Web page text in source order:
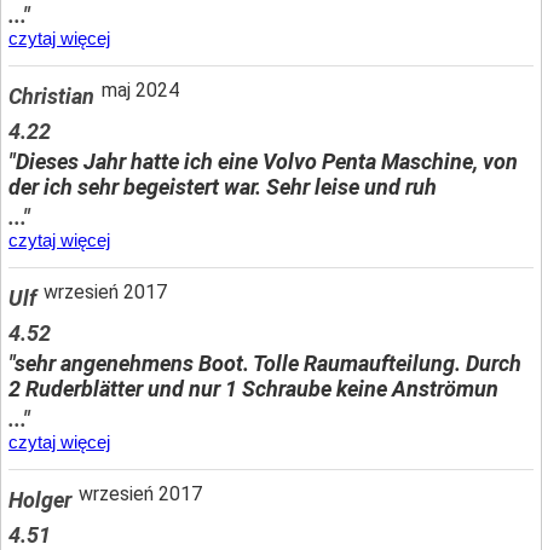
..."
czytaj więcej
Christian maj 2024
4.22
"Dieses Jahr hatte ich eine Volvo Penta Maschine, von
der ich sehr begeistert war. Sehr leise und ruh
..."
czytaj więcej
Ulf wrzesień 2017
4.52
"sehr angenehmens Boot. Tolle Raumaufteilung. Durch
2 Ruderblätter und nur 1 Schraube keine Anströmun
..."
czytaj więcej
Holger wrzesień 2017
4.51